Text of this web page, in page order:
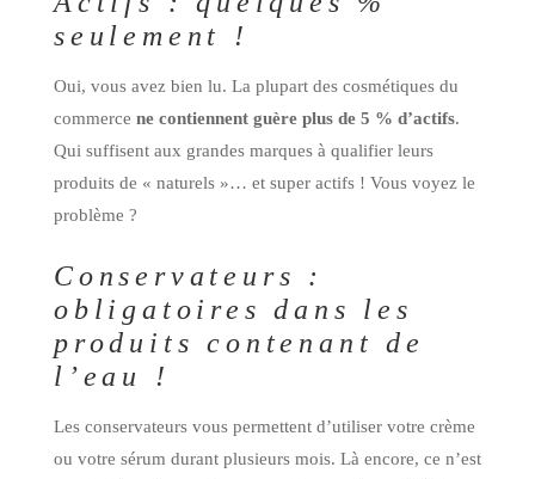
seulement !
Oui, vous avez bien lu. La plupart des cosmétiques du
commerce ne contiennent guère plus de 5 % d’actifs.
Qui suffisent aux grandes marques à qualifier leurs
produits de « naturels »… et super actifs ! Vous voyez le
problème ?
Conservateurs :
obligatoires dans les
produits contenant de
l’eau !
Les conservateurs vous permettent d’utiliser votre crème
ou votre sérum durant plusieurs mois. Là encore, ce n’est